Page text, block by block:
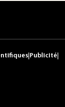
Publicité